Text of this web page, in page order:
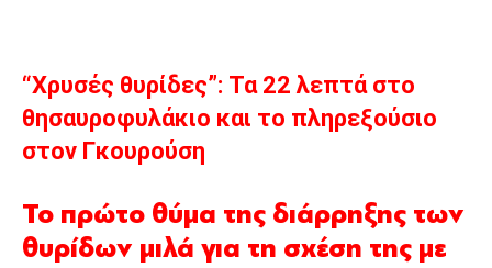
“Χρυσές θυρίδες”: Τα 22 λεπτά στο
θησαυροφυλάκιο και το πληρεξούσιο
στον Γκουρούση
Το πρώτο θύμα της διάρρηξης των
θυρίδων μιλά για τη σχέση της με